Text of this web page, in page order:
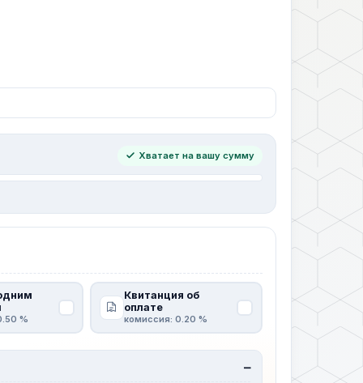
Хватает на вашу сумму
%
Квитанция об
оплате
комиссия: 0.20 %
—